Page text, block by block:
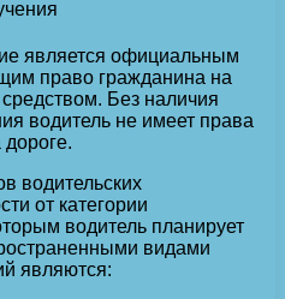
является официальным
право гражданина на
Без наличия
водитель не имеет права
водительских
от категории
водитель планирует
видами
являются: